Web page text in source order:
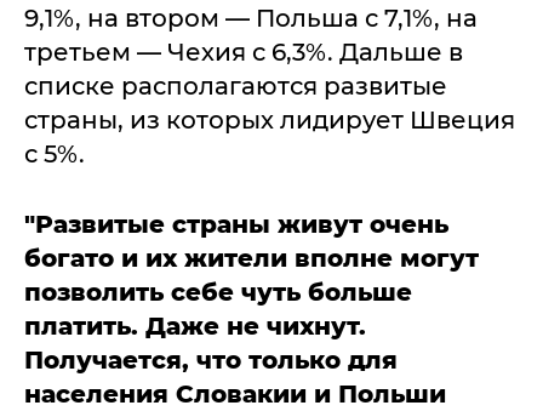
9,1%, на втором — Польша с 7,1%, на
третьем — Чехия с 6,3%. Дальше в
списке располагаются развитые
страны, из которых лидирует Швеция
с 5%.
"Развитые страны живут очень
богато и их жители вполне могут
позволить себе чуть больше
платить. Даже не чихнут.
Получается, что только для
населения Словакии и Польши